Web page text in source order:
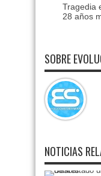
Tragedia
28 años
SOBRE
NOTICIAS